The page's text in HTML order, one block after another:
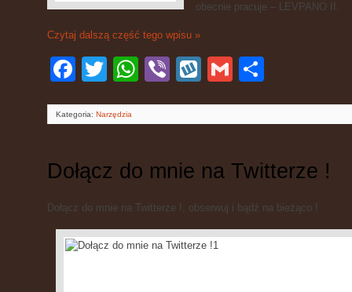
obecnie pracuje – LEVPANO II.
Czytaj dalszą część tego wpisu »
Facebook
Twitter WhatsApp
Viber WykopGmail
Kategoria: Narzędzia
Dołącz do mnie na Twitterze !
Dołącz do mnie na Twitterze !, obserwuj i bądź na bieżąco !